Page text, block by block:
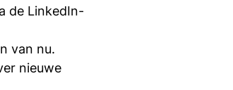
de LinkedIn-
van nu.
nieuwe